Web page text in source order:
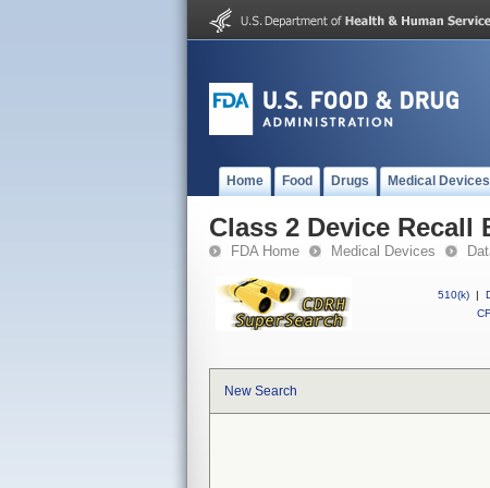
Home Food Drugs Medical Devices
Class 2 Device
FDA Home Medical Devices
510(k) |
New Search